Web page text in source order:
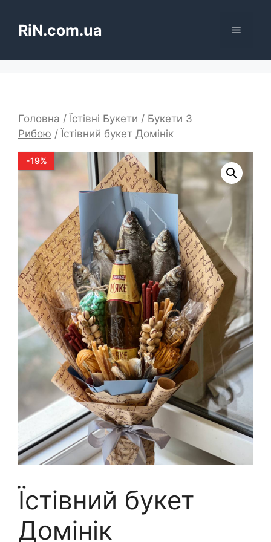
вмістуRiN.com.ua Меню
Головна / Їстівні Букети / Букети З
Рибою / Їстівний букет Домінік
-19%
Їстівний букет
Домінік